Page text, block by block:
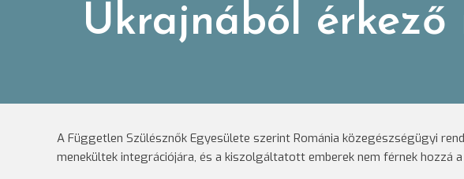
Ukrajnából
A Független Szülésznők Egyesülete szerint Románia közegészségügyi
menekültek integrációjára, és a kiszolgáltatott emberek nem férnek